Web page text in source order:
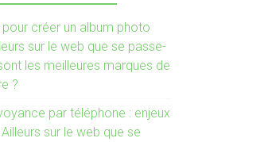
créer un album photo
sur le web que se passe-
les meilleures marques de
?
par téléphone : enjeux
sur le web que se